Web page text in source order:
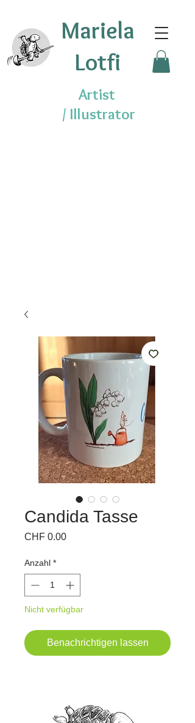
Mariela
Lotfi
Artist
/ Illustrator
Candida Tasse
CHF 0.00Preis
Anzahl *
Nicht verfügbar
Benachrichtigen lassen